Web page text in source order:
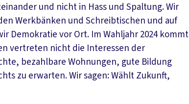
und nicht in Hass und Spaltung. Wir
Werkbänken und Schreibtischen und auf
Demokratie vor Ort. Im Wahljahr 2024 kommt
vertreten nicht die Interessen der
bezahlbare Wohnungen, gute Bildung
zu erwarten. Wir sagen: Wählt Zukunft,